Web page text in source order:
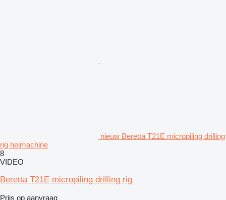
nieuw Beretta T21E micropiling drilling
rig heimachine
8
VIDEO
Beretta T21E micropiling drilling rig
Prijs op aanvraag